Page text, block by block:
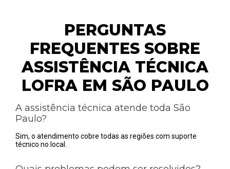
PERGUNTAS
FREQUENTES SOBRE
ASSISTÊNCIA TÉCNICA
LOFRA EM SÃO PAULO
A assistência técnica atende toda São
Paulo?
Sim, o atendimento cobre todas as regiões com suporte
técnico no local.